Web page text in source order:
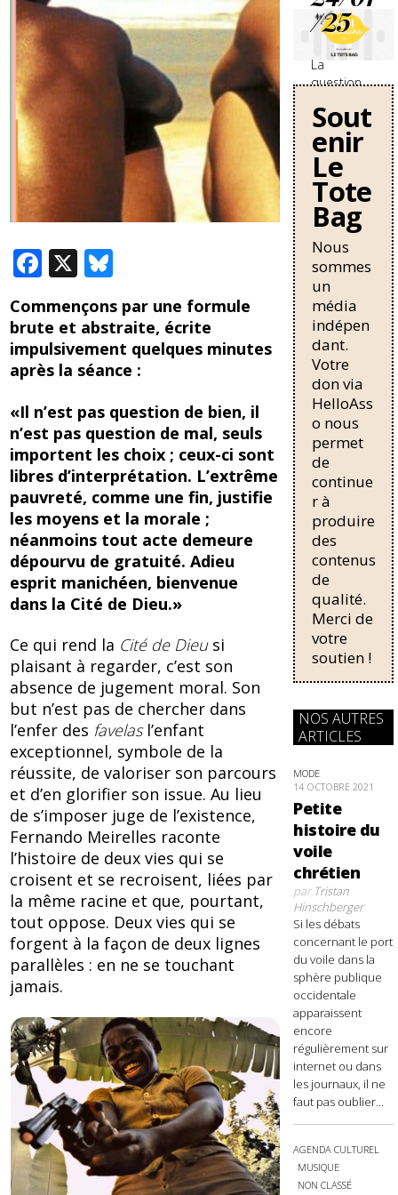
F
e
b
o
o
k
X
e
sk
y
Commençons par une formule
brute et abstraite, écrite
impulsivement quelques minutes
après la séance :
«Il n’est pas question de bien, il
n’est pas question de mal, seuls
importent les choix ; ceux-ci sont
libres d’interprétation. L’extrême
pauvreté, comme une fin, justifie
les moyens et la morale ;
néanmoins tout acte demeure
dépourvu de gratuité. Adieu
esprit manichéen, bienvenue
dans la Cité de Dieu.»
Ce qui rend la Cité de Dieusi
plaisant à regarder, c’est son
absence de jugement moral. Son
but n’est pas de chercher dans
l’enfer des favelasl’enfant
exceptionnel, symbole de la
réussite, de valoriser son parcours
et d’en glorifier son issue. Au lieu
de s’imposer juge de l’existence,
Fernando Meirelles raconte
l’histoire de deux vies qui se
croisent et se recroisent, liées par
la même racine et que, pourtant,
tout oppose. Deux vies qui se
forgent à la façon de deux lignes
parallèles : en ne se touchant
jamais.
/25
La
question
travailleurs
sans-
papiers en
France se
durcit avec
une
nouvelle
circulaire
de Bruno
Retailleau
qui
pourrait
allonger la
durée de
résidence
nécessaire
pour une
régularisati
on,
passant de
trois...
Sout
enir
Le
Tote
Bag
Nous
sommes
un
média
indépen
dant.
Votre
don via
HelloAss
o nous
permet
de
continue
r à
produire
des
contenus
de
qualité.
Merci de
votre
soutien !
NOS AUTRES
ARTICLES
MODE
14 OCTOBRE 2021
Petite
histoire du
voile
chrétien
parTristan
Hinschberger
Si les débats
concernant le port
du voile dans la
sphère publique
occidentale
apparaissent
encore
régulièrement sur
internet ou dans
les journaux, il ne
faut pas oublier...
AGENDA CULTUREL
MUSIQUE
NON CLASSÉ